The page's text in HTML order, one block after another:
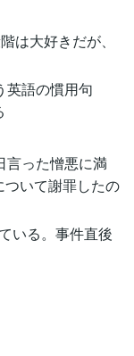
は大好きだが、
英語の慣用句
言った憎悪に満
いて謝罪したの
いる。事件直後